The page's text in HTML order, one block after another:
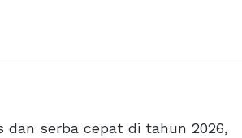
dan serba cepat di tahun 2026,